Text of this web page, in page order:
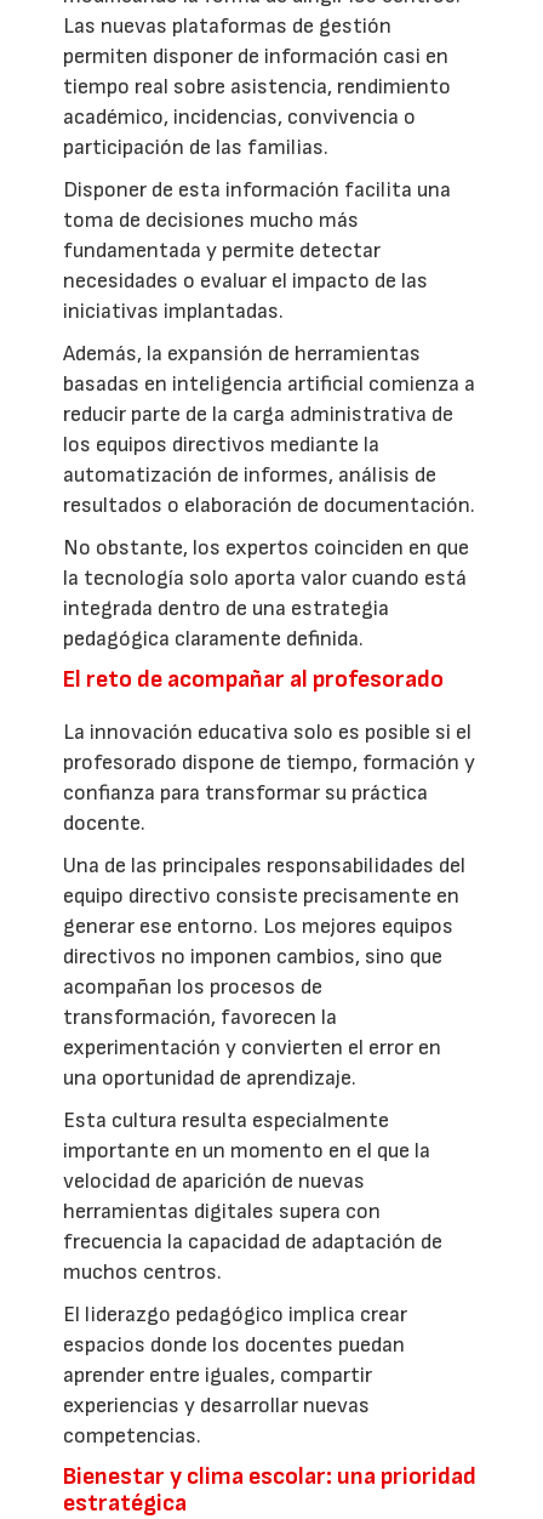
Las nuevas plataformas de gestión
permiten disponer de información casi en
tiempo real sobre asistencia, rendimiento
académico, incidencias, convivencia o
participación de las familias.
Disponer de esta información facilita una
toma de decisiones mucho más
fundamentada y permite detectar
necesidades o evaluar el impacto de las
iniciativas implantadas.
Además, la expansión de herramientas
basadas en inteligencia artificial comienza a
reducir parte de la carga administrativa de
los equipos directivos mediante la
automatización de informes, análisis de
resultados o elaboración de documentación.
No obstante, los expertos coinciden en que
la tecnología solo aporta valor cuando está
integrada dentro de una estrategia
pedagógica claramente definida.
El reto de acompañar al profesorado
La innovación educativa solo es posible si el
profesorado dispone de tiempo, formación y
confianza para transformar su práctica
docente.
Una de las principales responsabilidades del
equipo directivo consiste precisamente en
generar ese entorno. Los mejores equipos
directivos no imponen cambios, sino que
acompañan los procesos de
transformación, favorecen la
experimentación y convierten el error en
una oportunidad de aprendizaje.
Esta cultura resulta especialmente
importante en un momento en el que la
velocidad de aparición de nuevas
herramientas digitales supera con
frecuencia la capacidad de adaptación de
muchos centros.
El liderazgo pedagógico implica crear
espacios donde los docentes puedan
aprender entre iguales, compartir
experiencias y desarrollar nuevas
competencias.
Bienestar y clima escolar: una prioridad
estratégica